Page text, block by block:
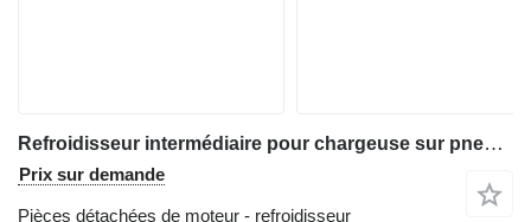
Refroidisseur intermédiaire pour chargeuse sur pneus Liebherr L 554
Prix sur demande
Pièces détachées de moteur - refroidisseur